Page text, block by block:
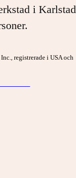
i
registrerade i USA och